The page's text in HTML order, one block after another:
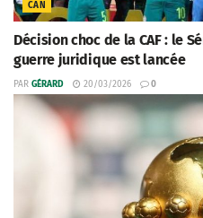
CAN
Décision choc de la CAF : le
guerre juridique est lancée
PAR GÉRARD 20/03/2026 0